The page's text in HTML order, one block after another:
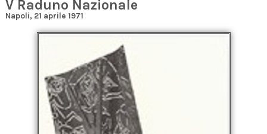
V Raduno Nazionale
Napoli, 21 aprile 1971